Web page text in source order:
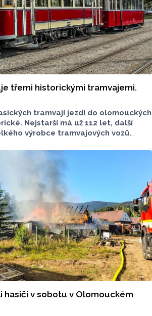
třemi historickými tramvajemi.
tramvají jezdí do olomouckých
Nejstarší má už 112 let, další
výrobce tramvajových vozů.
místech, třeba v brněnském
hasiči v sobotu v Olomouckém